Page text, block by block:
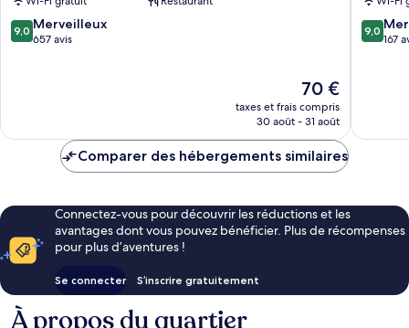
CBD
Minhang
9.0
sur
9,0 Merveilleux
657 avis
Le
nouveau
prix
de
70 €
taxes et frais compris
30 août - 31 août
CBD
9.0
sur
9,0
167
Comparer des hébergements similaires
Connectez-vous pour découvrir les réductions et les
avantages dont vous pouvez bénéficier. Plus de récompenses
pour plus d’aventures !
Se connecter S’inscrire gratuitement
À propos du quartier